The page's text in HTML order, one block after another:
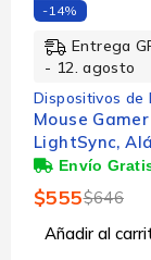
-14%
Entrega
- 12. agosto
Dispositivos de
Mouse
LightSync,
Azul
$646
$555
Añadir al